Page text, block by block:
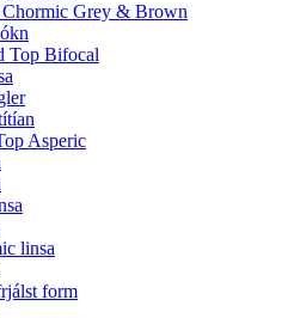
Chormic Grey & Brown
Top Bifocal
Asperic
linsa
form